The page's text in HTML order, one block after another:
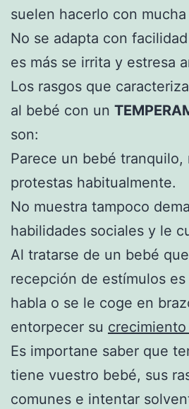
suelen hacerlo con
No se adapta con
es más se irrita y estresa
Los rasgos que
al bebé con un
son:
Parece un bebé tranquilo,
protestas habitualmente.
No muestra tampoco
habilidades sociales y le
Al tratarse de un bebé
recepción de estímulos
habla o se le coge en
entorpecer su crecimiento
Es importane saber que
tiene vuestro bebé, sus
comunes e intentar